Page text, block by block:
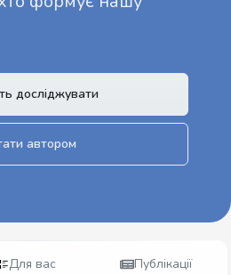
досліджувати
автором
Для вас Публікації